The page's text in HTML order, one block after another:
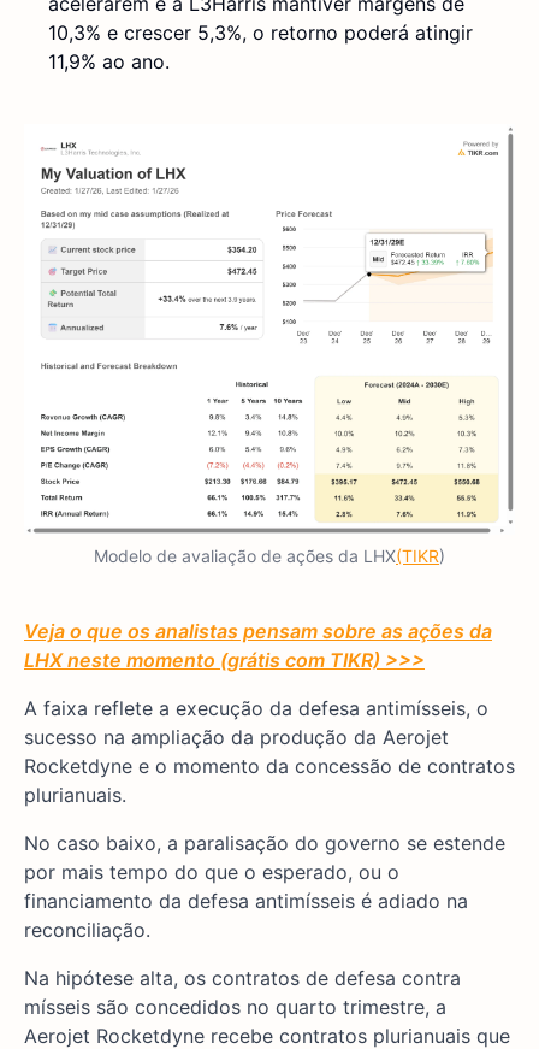
10,3% e crescer 5,3%, o retorno poderá atingir
11,9% ao ano.
Modelo de avaliação de ações da LHX(TIKR)
Veja o que os analistas pensam sobre as ações da
LHX neste momento (grátis com TIKR) >>>
A faixa reflete a execução da defesa antimísseis, o
sucesso na ampliação da produção da Aerojet
Rocketdyne e o momento da concessão de contratos
plurianuais.
No caso baixo, a paralisação do governo se estende
por mais tempo do que o esperado, ou o
financiamento da defesa antimísseis é adiado na
reconciliação.
Na hipótese alta, os contratos de defesa contra
mísseis são concedidos no quarto trimestre, a
Aerojet Rocketdyne recebe contratos plurianuais que